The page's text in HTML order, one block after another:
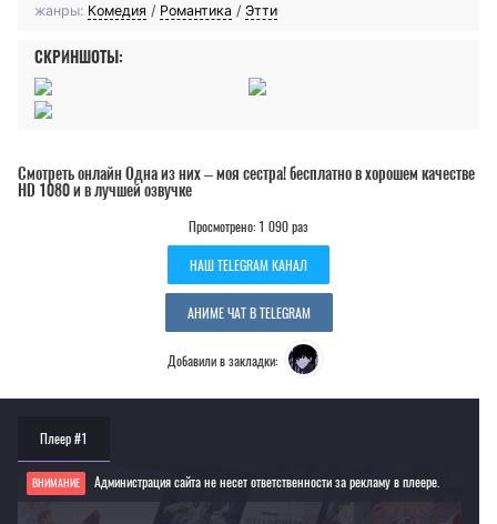
жанры: Комедия / Романтика / Этти
СКРИНШОТЫ:
Смотреть онлайн Одна из них – моя сестра! бесплатно в хорошем качестве
HD 1080 и в лучшей озвучке
Просмотрено: 1 090 раз
НАШ TELEGRAM КАНАЛ
АНИМЕ ЧАТ В TELEGRAM
Добавили в закладки:
Плеер #1
ВНИМАНИЕ Администрация сайта не несет ответственности за рекламу в плеере.